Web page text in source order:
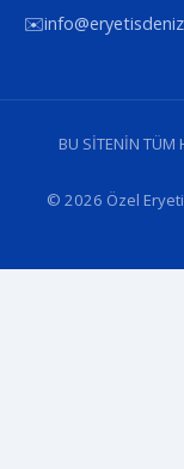
✉️
BU SİTENİN TÜM
© 2026 Özel